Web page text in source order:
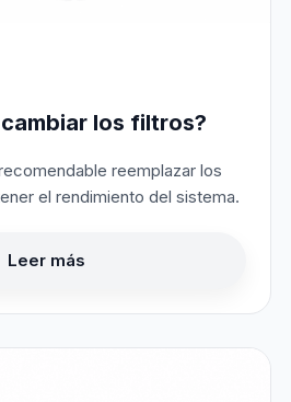
los filtros?
reemplazar los
el rendimiento del sistema.
Leer más